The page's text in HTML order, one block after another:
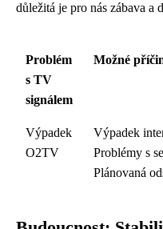
důležitá je pro nás zábava a
Problém
s TV
signálem
Možné
Výpadek
O2TV
Výpadek
Problémy s
Plánovaná